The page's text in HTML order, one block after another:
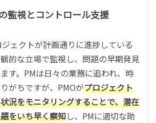
監視とコントロール支援
ェクトが計画通りに進捗している
的な立場で監視し、問題の早期発見
す。PMは日々の業務に追われ、時
がちですが、PMOがプロジェクト
況をモニタリングすることで、潜在
をいち早く察知し、PMに適切な助